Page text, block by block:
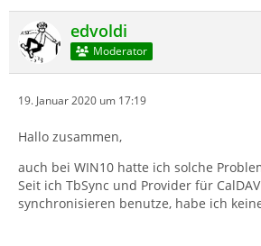
edvoldi
Moderator
19. Januar 2020 um 17:19
Hallo zusammen,
auch bei WIN10 hatte ich solche
Seit ich TbSync und Provider für
synchronisieren benutze, habe ich